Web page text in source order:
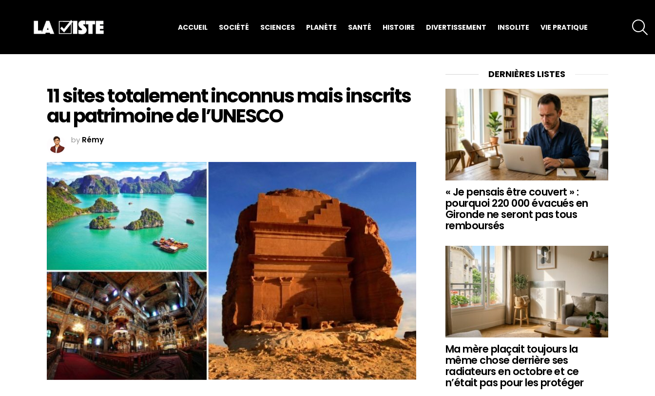
ACCUEIL SOCIÉTÉ SCIENCES PLANÈTE SANTÉ HISTOIRE DIVERTISSEMENT INSOLITE VIE PRATIQUE
11 sites totalement inconnus mais inscrits
au patrimoine de l’UNESCO
by Rémy
DERNIÈRES LISTES
« Je pensais être couvert » :
pourquoi 220 000 évacués en
Gironde ne seront pas tous
remboursés
Ma mère plaçait toujours la
même chose derrière ses
radiateurs en octobre et ce
n’était pas pour les protéger